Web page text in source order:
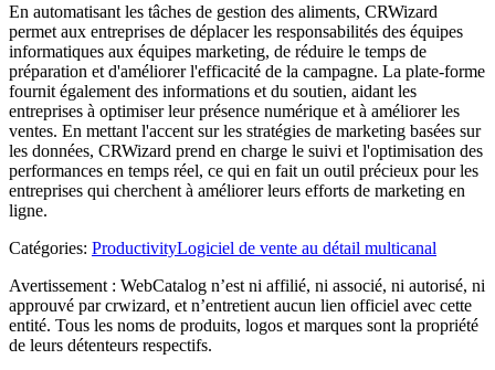
En automatisant les tâches de gestion des aliments, CRWizard
permet aux entreprises de déplacer les responsabilités des équipes
informatiques aux équipes marketing, de réduire le temps de
préparation et d'améliorer l'efficacité de la campagne. La plate-forme
fournit également des informations et du soutien, aidant les
entreprises à optimiser leur présence numérique et à améliorer les
ventes. En mettant l'accent sur les stratégies de marketing basées sur
les données, CRWizard prend en charge le suivi et l'optimisation des
performances en temps réel, ce qui en fait un outil précieux pour les
entreprises qui cherchent à améliorer leurs efforts de marketing en
ligne.
Catégories: ProductivityLogiciel de vente au détail multicanal
Avertissement : WebCatalog n’est ni affilié, ni associé, ni autorisé, ni
approuvé par crwizard, et n’entretient aucun lien officiel avec cette
entité. Tous les noms de produits, logos et marques sont la propriété
de leurs détenteurs respectifs.